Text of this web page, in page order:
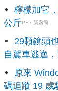
檸檬加它
公斤PR・新素簡
29顆鏡頭
自駕車逃逸
原來
碼追蹤 19 歲